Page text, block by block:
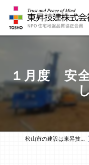
１月度 安
松山市の建設は東昇技建株式会社